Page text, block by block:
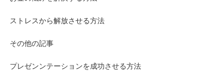
ストレスから解放させる方法
その他の記事
プレゼンンテーションを成功させる方法